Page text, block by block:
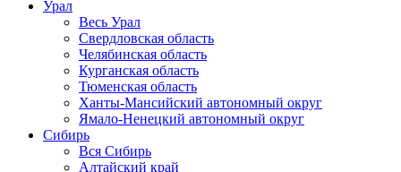
Урал
Весь Урал
Свердловская область
Челябинская область
Курганская область
Тюменская область
Ханты-Мансийский автономный округ
Ямало-Ненецкий автономный округ
Сибирь
Вся Сибирь
Алтайский край